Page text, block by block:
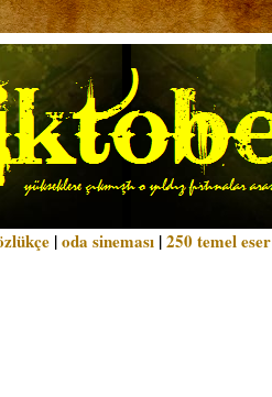
|oda sineması |250 temel eser